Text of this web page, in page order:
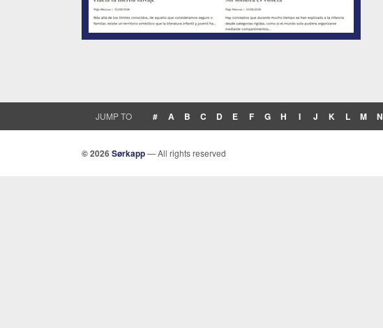
JUMP TO # A B C D E F G H I J K L M N
© 2026Sørkapp— All rights reserved